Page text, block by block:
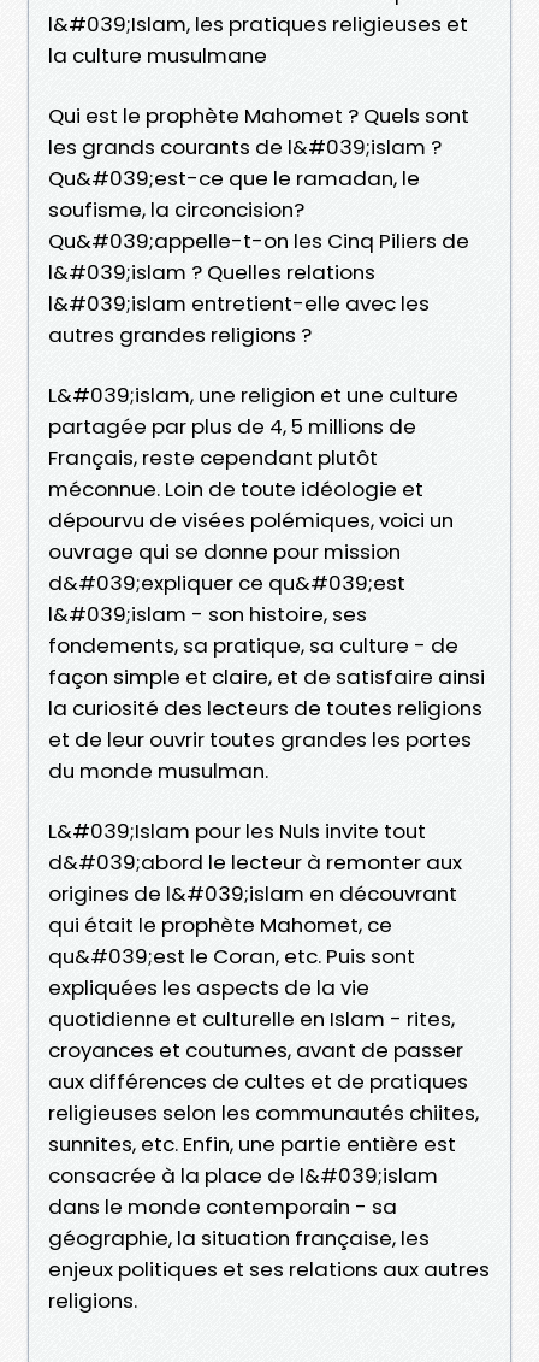
l&#039;Islam, les pratiques religieuses et
la culture musulmane
Qui est le prophète Mahomet ? Quels sont
les grands courants de l&#039;islam ?
Qu&#039;est-ce que le ramadan, le
soufisme, la circoncision?
Qu&#039;appelle-t-on les Cinq Piliers de
l&#039;islam ? Quelles relations
l&#039;islam entretient-elle avec les
autres grandes religions ?
L&#039;islam, une religion et une culture
partagée par plus de 4, 5 millions de
Français, reste cependant plutôt
méconnue. Loin de toute idéologie et
dépourvu de visées polémiques, voici un
ouvrage qui se donne pour mission
d&#039;expliquer ce qu&#039;est
l&#039;islam - son histoire, ses
fondements, sa pratique, sa culture - de
façon simple et claire, et de satisfaire ainsi
la curiosité des lecteurs de toutes religions
et de leur ouvrir toutes grandes les portes
du monde musulman.
L&#039;Islam pour les Nuls invite tout
d&#039;abord le lecteur à remonter aux
origines de l&#039;islam en découvrant
qui était le prophète Mahomet, ce
qu&#039;est le Coran, etc. Puis sont
expliquées les aspects de la vie
quotidienne et culturelle en Islam - rites,
croyances et coutumes, avant de passer
aux différences de cultes et de pratiques
religieuses selon les communautés chiites,
sunnites, etc. Enfin, une partie entière est
consacrée à la place de l&#039;islam
dans le monde contemporain - sa
géographie, la situation française, les
enjeux politiques et ses relations aux autres
religions.